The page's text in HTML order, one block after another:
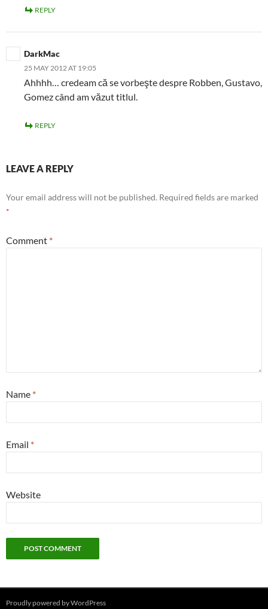
REPLY
DarkMac
25 MAY 2012 AT 19:05
Ahhhh… credeam că se vorbeşte despre Robben, Gustavo,
Gomez când am văzut titlul.
REPLY
LEAVE A REPLY
Your email address will not be published. Required fields are marked
*
Comment *
Name *
Email *
Website
Proudly powered by WordPress